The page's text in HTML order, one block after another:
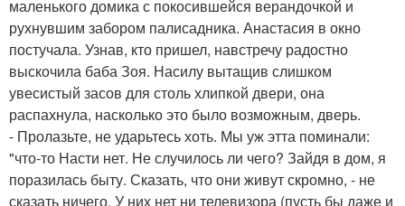
маленького домика с покосившейся верандочкой и
рухнувшим забором палисадника. Анастасия в окно
постучала. Узнав, кто пришел, навстречу радостно
выскочила баба Зоя. Насилу вытащив слишком
увесистый засов для столь хлипкой двери, она
распахнула, насколько это было возможным, дверь.
- Пролазьте, не ударьтесь хоть. Мы уж этта поминали:
"что-то Насти нет. Не случилось ли чего? Зайдя в дом, я
поразилась быту. Сказать, что они живут скромно, - не
сказать ничего. У них нет ни телевизора (пусть бы даже и